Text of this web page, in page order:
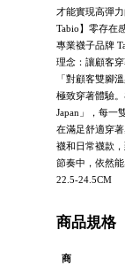
才能實現高彈
Tabio】零存在
專業襪子品牌
理念：讓顧客
「對顧客雙腳
極致穿著體驗
Japan」，每一
在滿足舒適穿
襪和日常襪款
節奏中，依然
22.5-24.5CM
商品規格
商